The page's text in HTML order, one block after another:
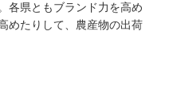
各県ともブランド力を高め
めたりして、農産物の出荷